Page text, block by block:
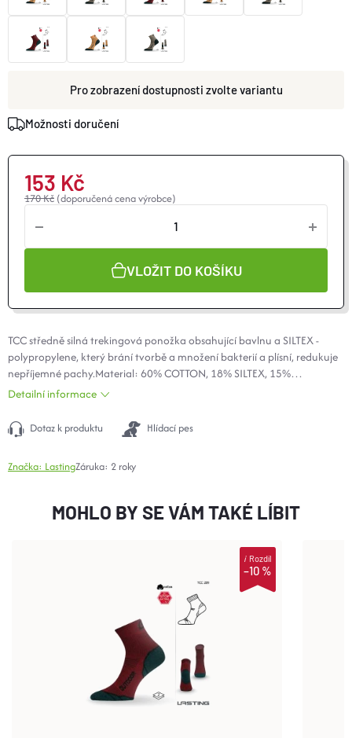
O nás
Moje objednávka
zvolte variantu
Možnosti doručení
170 Kč (doporučená cena výrobce)
153 Kč
VLOŽIT DO KOŠÍKU
TCC středně silná trekingová ponožka obsahující bavlnu a SILTEX-
polypropylene, který brání tvorbě a množení bakterií a plísní, redukuje
nepříjemné pachy.Material: 60%COTTON, 18% SILTEX, 15%
POLYAMIDE, 7%LYCRA
Detailní informace
Dotaz k produktu Hlídací pes
Značka: LastingZáruka: 2 roky
MOHLO BY SE VÁM TAKÉ LÍBIT
–10 %
iRozdíl